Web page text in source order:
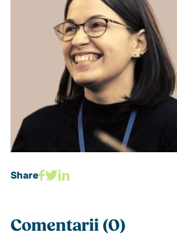
Share
Comentarii (0)